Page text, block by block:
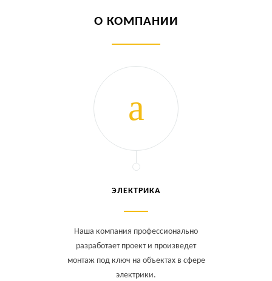
О КОМПАНИИ
ЭЛЕКТРИКА
Наша компания профессионально
разработает проект и произведет
монтаж под ключ на объектах в сфере
электрики.